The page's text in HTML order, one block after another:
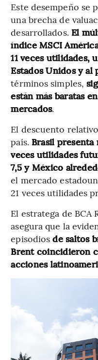
Este desempeño se
una brecha de
desarrollados. El
índice MSCI
11 veces utilidades,
Estados Unidos y al
términos simples,
están más baratas
mercados.
El descuento
país. Brasil
veces utilidades
7,5 y México
el mercado
21 veces utilidades
El estratega de BCA
asegura que la
episodiosde saltos
Brent coincidieron
acciones